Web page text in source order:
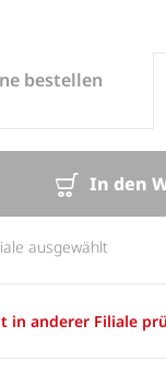
bestellen
In den
ausgewählt
in anderer Filiale